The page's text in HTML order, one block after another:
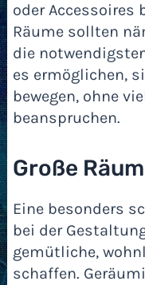
oder Accessoires
Räume sollten
die
es ermöglichen,
bewegen, ohne
beanspruchen.
Große
Eine besonders
bei der
gemütliche,
schaffen.